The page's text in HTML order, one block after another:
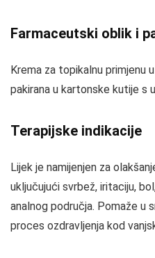
Farmaceutski oblik i
Krema za topikalnu primjenu
pakirana u kartonske kutije s
Terapijske indikacije
Lijek je namijenjen za
uključujući svrbež, iritaciju,
analnog područja. Pomaže u
proces ozdravljenja kod